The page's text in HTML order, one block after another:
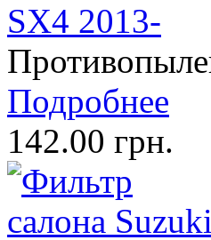
Подробнее
142.00 грн.